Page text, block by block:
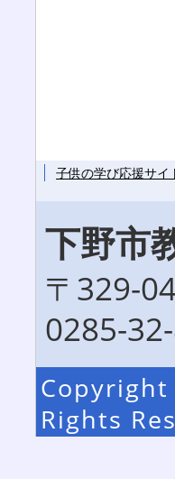
子供の学び応援サイ
下野市
〒329-
0285-
Rights